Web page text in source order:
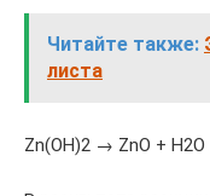
Читайте также:
листа
Zn(OH)2 → ZnO + H2O